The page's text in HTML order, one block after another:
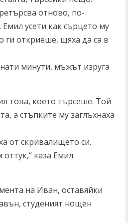
отново, по-
усети как сърцето му
ги откриеше, щяха да са в
минути, мъжът изруга
това, което търсеше. Той
а стъпките му заглъхнаха
от скривалището си.
каза Емил.
на Иван, оставяйки
студеният нощен